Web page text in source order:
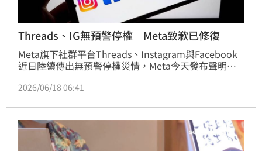
Threads、IG無預警停權 Meta致歉已修復
Meta旗下社群平台Threads、Instagram與Facebook
近日陸續傳出無預警停權災情，Meta今天發布聲明表
年齡驗證流程，Meta已找出問題並完成修復，絕大多
2026/06/18 06:41